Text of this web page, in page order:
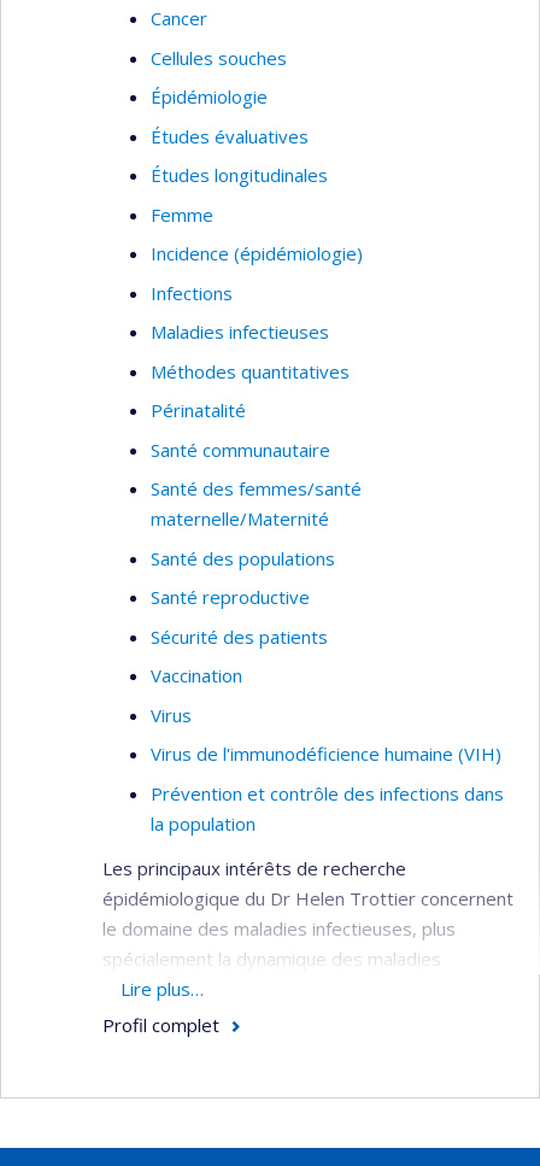
lors de recours collectifs intentés par des
victimes du tabac.
Cancer
Cellules souches
Épidémiologie
Études évaluatives
Études longitudinales
Femme
Incidence (épidémiologie)
Infections
Maladies infectieuses
Méthodes quantitatives
Périnatalité
Santé communautaire
Santé des femmes/santé
maternelle/Maternité
Santé des populations
Santé reproductive
Sécurité des patients
Vaccination
Virus
Virus de l'immunodéficience humaine (VIH)
Prévention et contrôle des infections dans
la population
Les principaux intérêts de recherche
épidémiologique du Dr Helen Trottier concernent
le domaine des maladies infectieuses, plus
spécialement la dynamique des maladies
infectieuses communes de l’enfance, la
vaccination et les maladies infectieuses liées au
Lire plus…
Profil complet